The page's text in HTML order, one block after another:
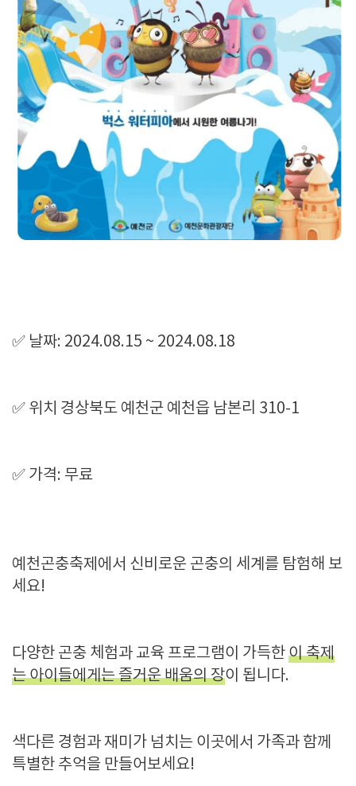
✅ 날짜: 2024.08.15 ~ 2024.08.18
✅ 위치 경상북도 예천군 예천읍 남본리 310-1
✅ 가격: 무료
예천곤충축제에서 신비로운 곤충의 세계를 탐험해 보
세요!
다양한 곤충 체험과 교육 프로그램이 가득한이 축제
는 아이들에게는 즐거운 배움의 장이 됩니다.
색다른 경험과 재미가 넘치는 이곳에서 가족과 함께
특별한 추억을 만들어보세요!